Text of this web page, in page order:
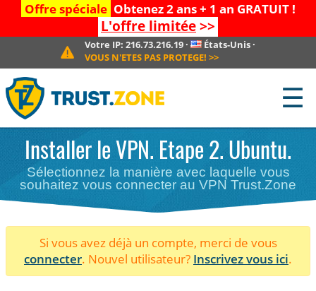
Offre spéciale Obtenez 2 ans + 1 an GRATUIT !
L'offre limitée>>
Votre IP:216.73.216.19 · États-Unis·
VOUS N'ETES PAS PROTEGE! >>
☰
Installer le VPN. Etape 2. Ubuntu.
Sélectionnez la manière avec laquelle vous
souhaitez vous connecter au VPN Trust.Zone
Si vous avez déjà un compte, merci de vous
connecter. Nouvel utilisateur? Inscrivez vous ici.